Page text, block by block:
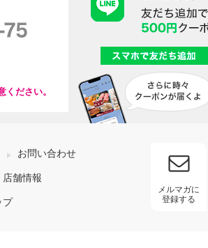
ださい。
お問い合わせ
店舗情報
プ
メルマガに
登録する